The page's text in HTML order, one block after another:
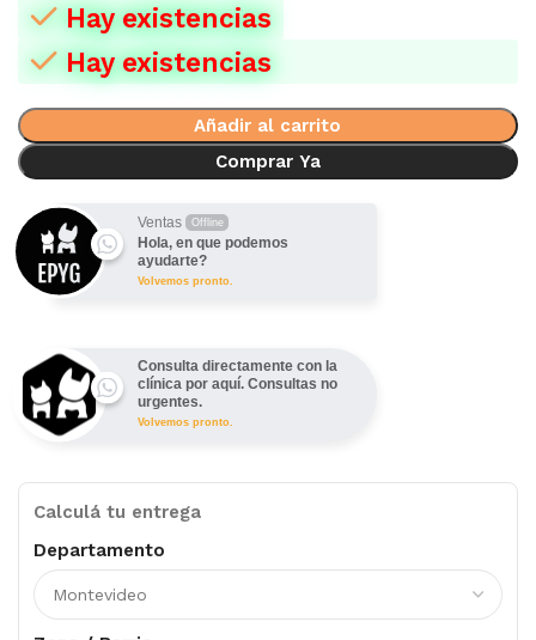
Hay existencias
Hay existencias
Añadir al carrito
Comprar Ya
Ventas Offline
Hola, en que podemos
ayudarte?
Volvemos pronto.
Consulta directamente con la
clínica por aquí. Consultas no
urgentes.
Volvemos pronto.
Calculá tu entrega
Departamento